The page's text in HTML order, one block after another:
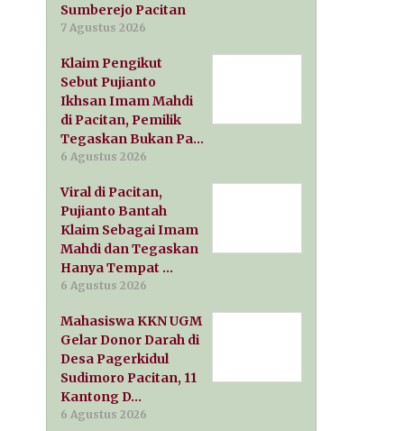
Sumberejo Pacitan
7 Agustus 2026
Klaim Pengikut
Sebut Pujianto
Ikhsan Imam Mahdi
di Pacitan, Pemilik
Tegaskan Bukan Pa…
6 Agustus 2026
Viral di Pacitan,
Pujianto Bantah
Klaim Sebagai Imam
Mahdi dan Tegaskan
Hanya Tempat …
6 Agustus 2026
Mahasiswa KKN UGM
Gelar Donor Darah di
Desa Pagerkidul
Sudimoro Pacitan, 11
Kantong D…
6 Agustus 2026